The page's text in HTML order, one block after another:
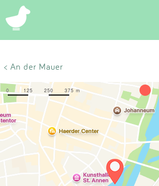
Eintragen
App
Blog
Partner
< An der Mauer